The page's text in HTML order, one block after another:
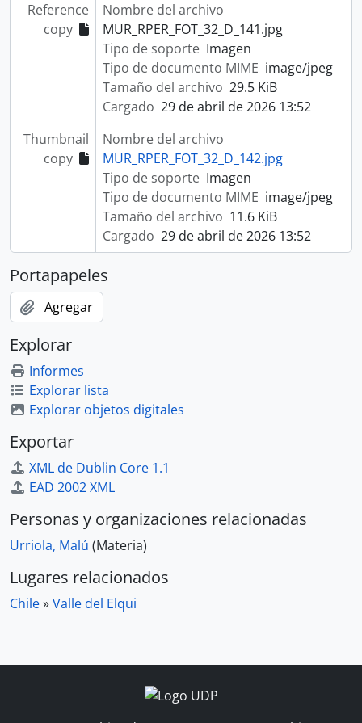
Reference
copy
Nombre del archivo
MUR_RPER_FOT_32_D_141.jpg
Tipo de soporte Imagen
Tipo de documento MIME image/jpeg
Tamaño del archivo 29.5 KiB
Cargado 29 de abril de 2026 13:52
Thumbnail
copy
Nombre del archivo
MUR_RPER_FOT_32_D_142.jpg
Tipo de soporte Imagen
Tipo de documento MIME image/jpeg
Tamaño del archivo 11.6 KiB
Cargado 29 de abril de 2026 13:52
Portapapeles
Agregar
Explorar
Informes
Explorar lista
Explorar objetos digitales
Exportar
XML de Dublin Core 1.1
EAD 2002 XML
Personas y organizaciones relacionadas
Urriola, Malú (Materia)
Lugares relacionados
Chile»Valle del Elqui